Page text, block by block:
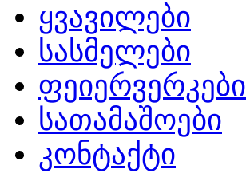
ყვავილები
სასმელები
ფეიერვერკები
სათამაშოები
კონტაქტი